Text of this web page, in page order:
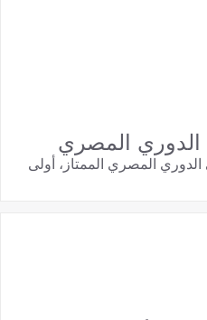
الدوري المصري
الدوري المصري الممتاز، أولى